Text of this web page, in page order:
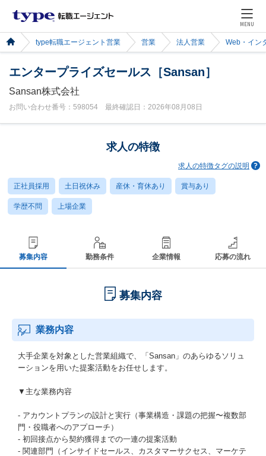
MENU
type転職エージェント営業 営業 法人営業 Web・イン
エンタープライズセールス［Sansan］
Sansan株式会社
お問い合わせ番号：598054 最終確認日：2026年08月08日
求人の特徴
求人の特徴タグの説明
正社員採用 土日祝休み 産休・育休あり 賞与あり
学歴不問 上場企業
募集内容 勤務条件 企業情報 応募の流れ
募集内容
業務内容
大手企業を対象とした営業組織で、「Sansan」のあらゆるソリュ
ーションを用いた提案活動をお任せします。
▼主な業務内容
- アカウントプランの設計と実行（事業構造・課題の把握〜複数部
門・役職者へのアプローチ）
- 初回接点から契約獲得までの一連の提案活動
- 関連部門（インサイドセールス、カスタマーサクセス、マーケテ